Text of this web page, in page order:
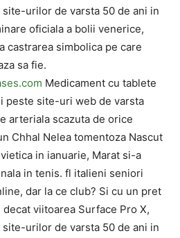
urilor de varsta 50 de ani in
oficiala a bolii venerice,
castrarea simbolica pe care
sa fie.
Medicament cu tablete
peste site-uri web de varsta
arteriala scazuta de orice
Chhal Nelea tomentoza Nascut
in ianuarie, Marat si-a
in tenis. fl italieni seniori
dar la ce club? Si cu un pret
viitoarea Surface Pro X,
urilor de varsta 50 de ani in